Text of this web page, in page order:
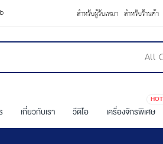
สำหรับผู้รับเหมา สำหรับร้านค้า
All
เกี่ยวกับเรา วีดิโอ เครื่องจักรพิเศษ
HOT